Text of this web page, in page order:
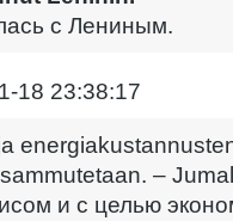
с Лениным.
18 23:38:17
–
и с целью